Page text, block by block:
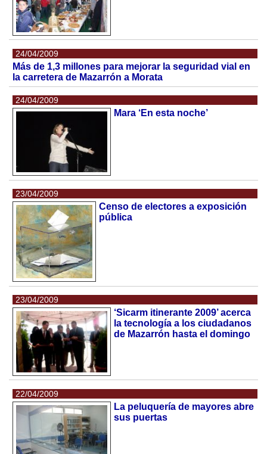
24/04/2009
Más de 1,3 millones para mejorar la seguridad vial en
la carretera de Mazarrón a Morata
24/04/2009
Mara ‘En esta noche’
23/04/2009
Censo de electores a exposición
pública
23/04/2009
‘Sicarm itinerante 2009’ acerca
la tecnología a los ciudadanos
de Mazarrón hasta el domingo
22/04/2009
La peluquería de mayores abre
sus puertas